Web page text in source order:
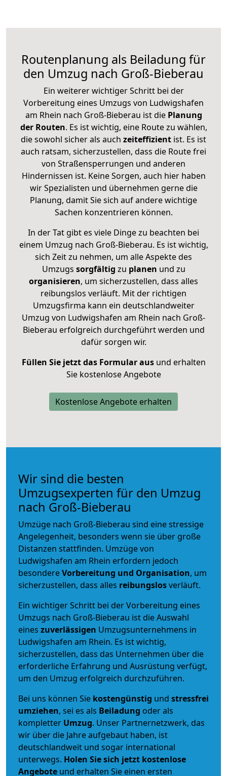
Routenplanung als Beiladung für
den Umzug nach Groß-Bieberau
Ein weiterer wichtiger Schritt bei der
Vorbereitung eines Umzugs von Ludwigshafen
am Rhein nach Groß-Bieberau ist diePlanung
der Routen. Es ist wichtig, eine Route zu wählen,
die sowohl sicher als auch zeiteffizient ist. Es ist
auch ratsam, sicherzustellen, dass die Route frei
von Straßensperrungen und anderen
Hindernissen ist. Keine Sorgen, auch hier haben
wir Spezialisten und übernehmen gerne die
Planung, damit Sie sich auf andere wichtige
Sachen konzentrieren können.
In der Tat gibt es viele Dinge zu beachten bei
einem Umzug nach Groß-Bieberau. Es ist wichtig,
sich Zeit zu nehmen, um alle Aspekte des
Umzugs sorgfältig zu planen und zu
organisieren, um sicherzustellen, dass alles
reibungslos verläuft. Mit der richtigen
Umzugsfirma kann ein deutschlandweiter
Umzug von Ludwigshafen am Rhein nach Groß-
Bieberau erfolgreich durchgeführt werden und
dafür sorgen wir.
Füllen Sie jetzt das Formular ausund erhalten
Sie kostenlose Angebote
Kostenlose Angebote erhalten
Wir sind die besten
Umzugsexperten für den Umzug
nach Groß-Bieberau
Umzüge nach Groß-Bieberau sind eine stressige
Angelegenheit, besonders wenn sie über große
Distanzen stattfinden. Umzüge von
Ludwigshafen am Rhein erfordern jedoch
besondereVorbereitung und Organisation, um
sicherzustellen, dass alles reibungslosverläuft.
Ein wichtiger Schritt bei der Vorbereitung eines
Umzugs nach Groß-Bieberau ist die Auswahl
eines zuverlässigen Umzugsunternehmens in
Ludwigshafen am Rhein. Es ist wichtig,
sicherzustellen, dass das Unternehmen über die
erforderliche Erfahrung und Ausrüstung verfügt,
um den Umzug erfolgreich durchzuführen.
Bei uns können Sie kostengünstig und stressfrei
umziehen, sei es als Beiladung oder als
kompletter Umzug. Unser Partnernetzwerk, das
wir über die Jahre aufgebaut haben, ist
deutschlandweit und sogar international
unterwegs. Holen Sie sich jetzt kostenlose
Angebote und erhalten Sie einen ersten